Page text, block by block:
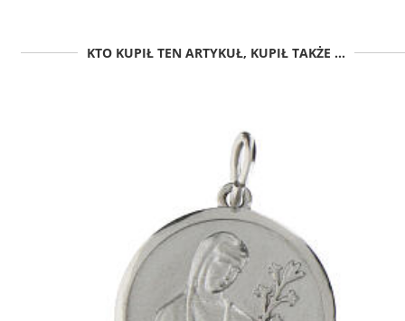
KTO KUPIŁ TEN ARTYKUŁ, KUPIŁ TAKŻE ...